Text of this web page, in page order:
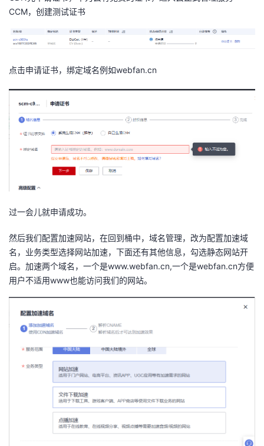
CCM，创建测试证书
点击申请证书， 绑定域名例如webfan.cn
过一会儿就申请成功。
然后我们配置加速网站，在回到桶中，域名管理，改为配置加速域
名，业务类型选择网站加速，下面还有其他信息，勾选静态网站开
启。加速两个域名， 一个是www.webfan.cn,一个是webfan.cn方便
用户不适用www也能访问我们的网站。